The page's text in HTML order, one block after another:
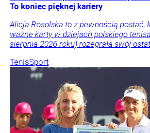
To koniec pięknej kariery
Alicja Rosolska to z pewnością postać,
ważne karty w dziejach polskiego
sierpnia 2026 roku) rozegrała swój
TenisSport